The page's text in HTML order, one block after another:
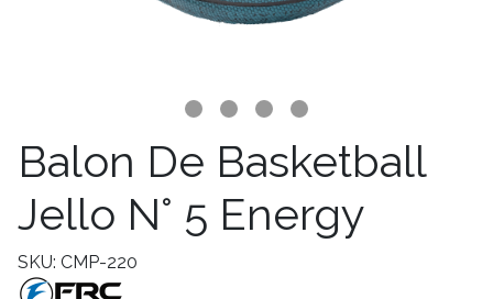
Balon De Basketball
Jello N° 5 Energy
SKU: CMP-220